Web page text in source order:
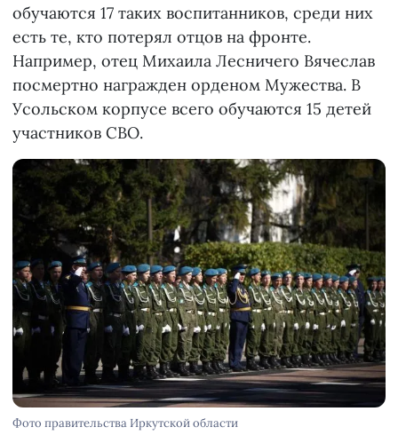
обучаются 17 таких воспитанников, среди них
есть те, кто потерял отцов на фронте.
Например, отец Михаила Лесничего Вячеслав
посмертно награжден орденом Мужества. В
Усольском корпусе всего обучаются 15 детей
участников СВО.
Фото правительства Иркутской области